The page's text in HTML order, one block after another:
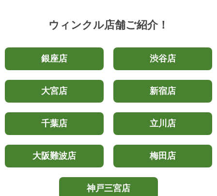
ウィンクル店舗ご紹介！
銀座店 渋谷店
大宮店 新宿店
千葉店 立川店
大阪難波店 梅田店
神戸三宮店